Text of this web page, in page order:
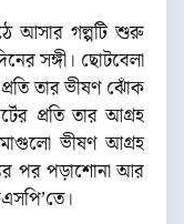
আসার গল্পটি শুরু
সঙ্গী। ছোটবেলা
তার ভীষণ ঝোঁক
প্রতি তার আগ্রহ
ভীষণ আগ্রহ
পর পড়াশোনা আর